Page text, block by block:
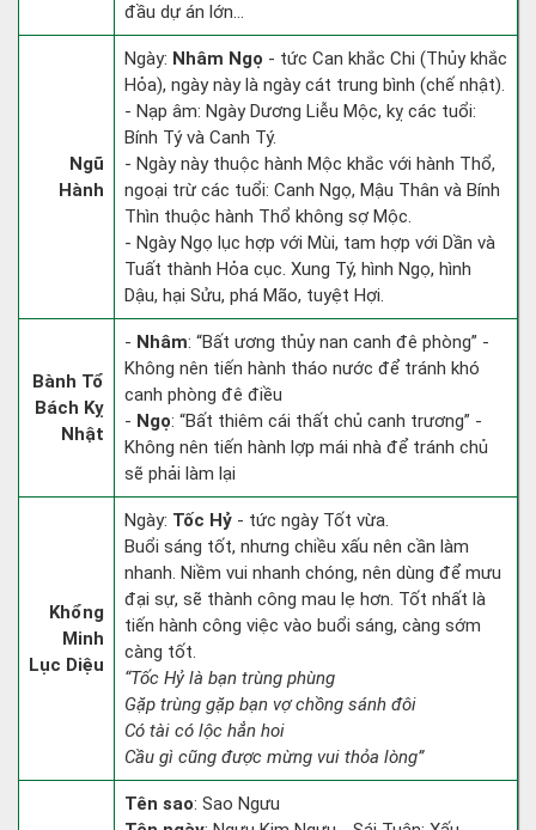
đầu dự án lớn...
Ngũ
Hành
Ngày: Nhâm Ngọ - tức Can khắc Chi (Thủy khắc
Hỏa), ngày này là ngày cát trung bình (chế nhật).
- Nạp âm: Ngày Dương Liễu Mộc, kỵ các tuổi:
Bính Tý và Canh Tý.
- Ngày này thuộc hành Mộc khắc với hành Thổ,
ngoại trừ các tuổi: Canh Ngọ, Mậu Thân và Bính
Thìn thuộc hành Thổ không sợ Mộc.
- Ngày Ngọ lục hợp với Mùi, tam hợp với Dần và
Tuất thành Hỏa cục. Xung Tý, hình Ngọ, hình
Dậu, hại Sửu, phá Mão, tuyệt Hợi.
Bành Tổ
Bách Kỵ
Nhật
- Nhâm: “Bất ương thủy nan canh đê phòng” -
Không nên tiến hành tháo nước để tránh khó
canh phòng đê điều
- Ngọ: “Bất thiêm cái thất chủ canh trương” -
Không nên tiến hành lợp mái nhà để tránh chủ
sẽ phải làm lại
Khổng
Minh
Lục Diệu
Ngày: Tốc Hỷ - tức ngày Tốt vừa.
Buổi sáng tốt, nhưng chiều xấu nên cần làm
nhanh. Niềm vui nhanh chóng, nên dùng để mưu
đại sự, sẽ thành công mau lẹ hơn. Tốt nhất là
tiến hành công việc vào buổi sáng, càng sớm
càng tốt.
“Tốc Hỷ là bạn trùng phùng
Gặp trùng gặp bạn vợ chồng sánh đôi
Có tài có lộc hẳn hoi
Cầu gì cũng được mừng vui thỏa lòng”
Tên sao: Sao Ngưu